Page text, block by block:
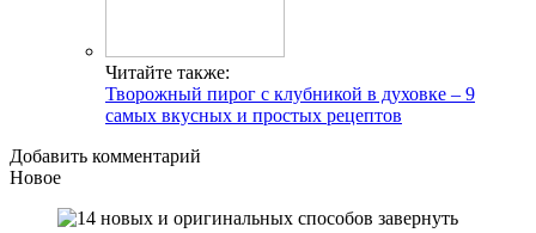
Читайте также:
Творожный пирог с клубникой в духовке – 9
самых вкусных и простых рецептов
Добавить комментарий
Новое